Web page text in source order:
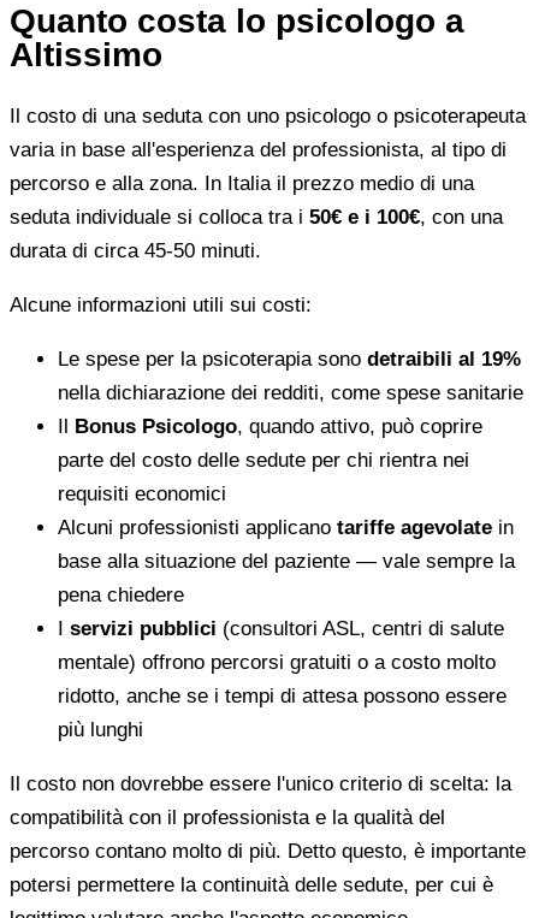
Quanto costa lo psicologo a
Altissimo
Il costo di una seduta con uno psicologo o psicoterapeuta
varia in base all'esperienza del professionista, al tipo di
percorso e alla zona. In Italia il prezzo medio di una
seduta individuale si colloca tra i 50€ e i 100€, con una
durata di circa 45-50 minuti.
Alcune informazioni utili sui costi:
Le spese per la psicoterapia sono detraibili al 19%
nella dichiarazione dei redditi, come spese sanitarie
Il Bonus Psicologo, quando attivo, può coprire
parte del costo delle sedute per chi rientra nei
requisiti economici
Alcuni professionisti applicano tariffe agevolate in
base alla situazione del paziente — vale sempre la
pena chiedere
I servizi pubblici (consultori ASL, centri di salute
mentale) offrono percorsi gratuiti o a costo molto
ridotto, anche se i tempi di attesa possono essere
più lunghi
Il costo non dovrebbe essere l'unico criterio di scelta: la
compatibilità con il professionista e la qualità del
percorso contano molto di più. Detto questo, è importante
potersi permettere la continuità delle sedute, per cui è